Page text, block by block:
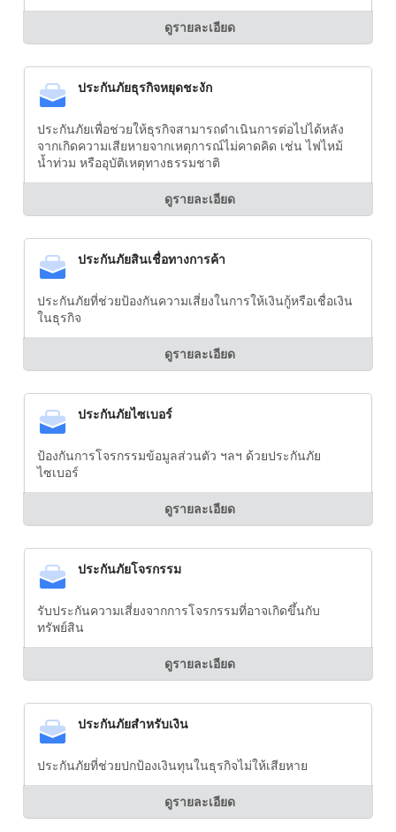
ดูรายละเอียด
ประกันภัยธุรกิจหยุดชะงัก
ประกันภัยเพื่อช่วยให้ธุรกิจสามารถดำเนินการต่อไปได้หลัง
จากเกิดความเสียหายจากเหตุการณ์ไม่คาดคิด เช่น ไฟไหม้
น้ำท่วม หรืออุบัติเหตุทางธรรมชาติ
ดูรายละเอียด
ประกันภัยสินเชื่อทางการค้า
ประกันภัยที่ช่วยป้องกันความเสี่ยงในการให้เงินกู้หรือเชื่อเงิน
ในธุรกิจ
ดูรายละเอียด
ประกันภัยไซเบอร์
ป้องกันการโจรกรรมข้อมูลส่วนตัว ฯลฯ ด้วยประกันภัย
ไซเบอร์
ดูรายละเอียด
ประกันภัยโจรกรรม
รับประกันความเสี่ยงจากการโจรกรรมที่อาจเกิดขึ้นกับ
ทรัพย์สิน
ดูรายละเอียด
ประกันภัยสำหรับเงิน
ประกันภัยที่ช่วยปกป้องเงินทุนในธุรกิจไม่ให้เสียหาย
ดูรายละเอียด